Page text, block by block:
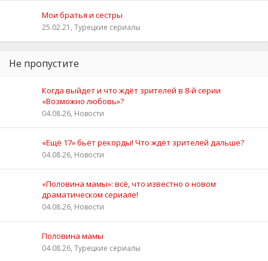
Мои братья и сестры
25.02.21, Турецкие сериалы
Не пропустите
Когда выйдет и что ждёт зрителей в 8-й серии
«Возможно любовь»?
04.08.26, Новости
«Ещё 17» бьёт рекорды! Что ждёт зрителей дальше?
04.08.26, Новости
«Половина мамы»: всё, что известно о новом
драматическом сериале!
04.08.26, Новости
Половина мамы
04.08.26, Турецкие сериалы